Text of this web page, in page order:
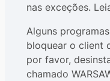
nas exceções.
Alguns
bloquear o client
por favor,
chamado